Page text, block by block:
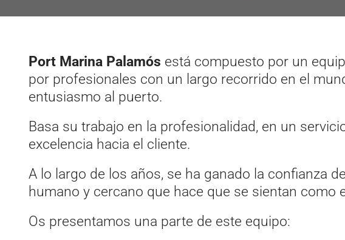
Port Marina Palamós está compuesto por un
por profesionales con un largo recorrido en el
entusiasmo al puerto.
Basa su trabajo en la profesionalidad, en un
excelencia hacia el cliente.
A lo largo de los años, se ha ganado la confianza
humano y cercano que hace que se sientan como
Os presentamos una parte de este equipo: